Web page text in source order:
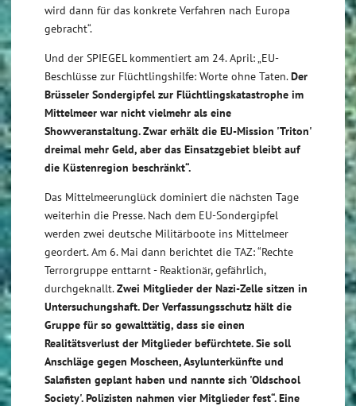
wird dann für das konkrete Verfahren nach Europa
gebracht“.
Und der SPIEGEL kommentiert am 24. April: „EU-
Beschlüsse zur Flüchtlingshilfe: Worte ohne Taten.Der
Brüsseler Sondergipfel zur Flüchtlingskatastrophe im
Mittelmeer war nicht vielmehr als eine
Showveranstaltung. Zwar erhält die EU-Mission 'Triton'
dreimal mehr Geld, aber das Einsatzgebiet bleibt auf
die Küstenregion beschränkt“.
Das Mittelmeerunglück dominiert die nächsten Tage
weiterhin die Presse. Nach dem EU-Sondergipfel
werden zwei deutsche Militärboote ins Mittelmeer
geordert. Am 6. Mai dann berichtet die TAZ: “Rechte
Terrorgruppe enttarnt - Reaktionär, gefährlich,
durchgeknallt.Zwei Mitglieder der Nazi-Zelle sitzen in
Untersuchungshaft. Der Verfassungsschutz hält die
Gruppe für so gewalttätig, dass sie einen
Realitätsverlust der Mitglieder befürchtete. Sie soll
Anschläge gegen Moscheen, Asylunterkünfte und
Salafisten geplant haben und nannte sich 'Oldschool
Society'. Polizisten nahmen vier Mitglieder fest“.Eine